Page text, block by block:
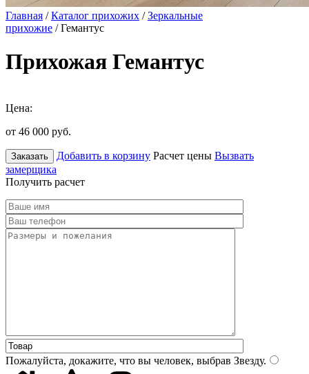
Главная /Каталог прихожих /Зеркальные
прихожие / Гемантус
Прихожая Гемантус
Цена:
от 46 000 руб.
Заказать Добавить в корзину Расчет цены Вызвать
замерщика
Получить расчет
Пожалуйста, докажите, что вы человек, выбрав Звезду.